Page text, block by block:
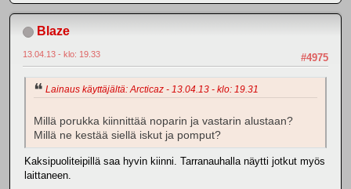
Blaze
#4975
13.04.13 - klo: 19.33
Lainaus käyttäjältä: Arcticaz - 13.04.13 - klo: 19.31
Millä porukka kiinnittää noparin ja vastarin alustaan?
Millä ne kestää siellä iskut ja pomput?
Kaksipuoliteipillä saa hyvin kiinni. Tarranauhalla näytti jotkut myös
laittaneen.